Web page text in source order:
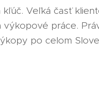
Veľká časť
práce.
po celom